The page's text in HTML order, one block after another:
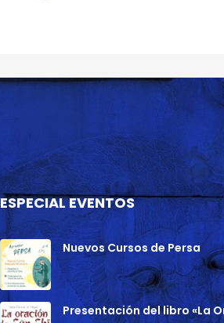
ESPECIAL EVENTOS
Nuevos Cursos de Persa
Presentación del libro «La